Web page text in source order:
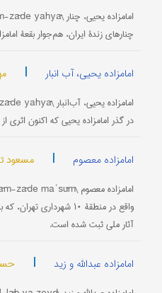
چنارهای زندۀ ایران، هم‌جوار بقعۀ
امامزاده یحیی، آب انبار |
در گذر امامزاده یحیى که اکنون اثری
امامزاده معصوم | مسعود
آثار ملی ثبت شده است.
امامزاده عبدالله و زید |